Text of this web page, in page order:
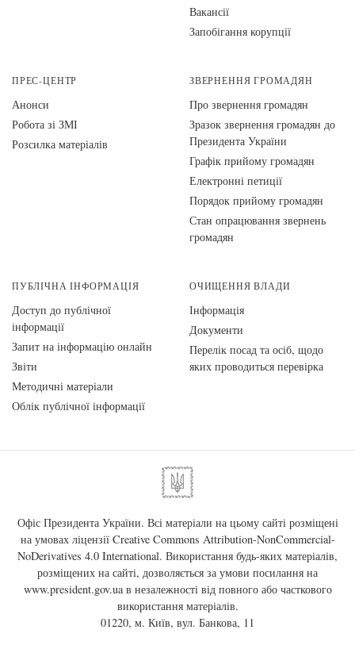
Вакансії
Запобігання корупції
ПРЕС-ЦЕНТР
Анонси
Робота зі ЗМІ
Розсилка матеріалів
ЗВЕРНЕННЯ ГРОМАДЯН
Про звернення громадян
Зразок звернення громадян до
Президента України
Графік прийому громадян
Електронні петиції
Порядок прийому громадян
Стан опрацювання звернень
громадян
ПУБЛІЧНА ІНФОРМАЦІЯ
Доступ до публічної
інформації
Запит на інформацію онлайн
Звіти
Методичні матеріали
Облік публічної інформації
ОЧИЩЕННЯ ВЛАДИ
Інформація
Документи
Перелік посад та осіб, щодо
яких проводиться перевірка
Офіс Президента України. Всі матеріали на цьому сайті розміщені
на умовах ліцензії Creative Commons Attribution-NonCommercial-
NoDerivatives 4.0 International. Використання будь-яких матеріалів,
розміщених на сайті, дозволяється за умови посилання на
www.president.gov.uaв незалежності від повного або часткового
використання матеріалів.
01220, м. Київ, вул. Банкова, 11